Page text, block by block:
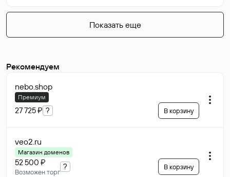
Показать еще
Рекомендуем
nebo.shop
Премиум
27 725 ₽ ? В корзину
veo2.ru
Магазин доменов
52 500 ₽
Возможен торг
? В корзину